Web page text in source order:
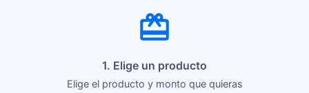
1. Elige un producto
Elige el producto y monto que quieras